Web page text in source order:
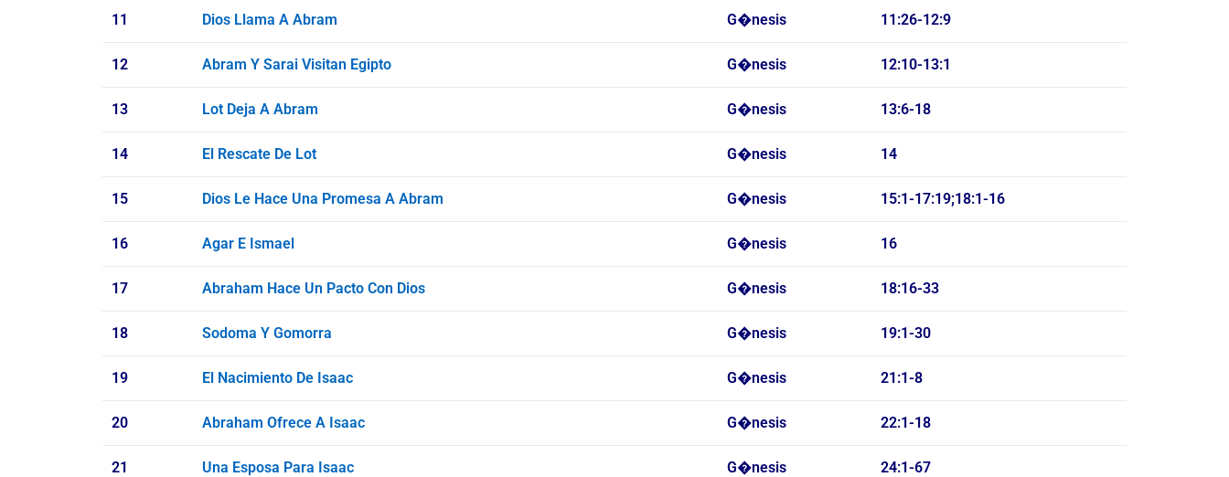
11 Dios Llama A Abram G�nesis 11:26-12:9
12 Abram Y Sarai Visitan Egipto G�nesis 12:10-13:1
13 Lot Deja A Abram G�nesis 13:6-18
14 El Rescate De Lot G�nesis 14
15 Dios Le Hace Una Promesa A Abram G�nesis 15:1-17:19;18:1-16
16 Agar E Ismael G�nesis 16
17 Abraham Hace Un Pacto Con Dios G�nesis 18:16-33
18 Sodoma Y Gomorra G�nesis 19:1-30
19 El Nacimiento De Isaac G�nesis 21:1-8
20 Abraham Ofrece A Isaac G�nesis 22:1-18
21 Una Esposa Para Isaac G�nesis 24:1-67